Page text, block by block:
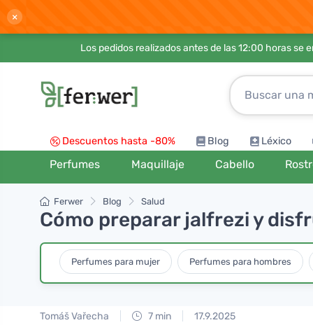
×
Los pedidos realizados antes de las 12:00 horas se
Descuentos hasta -80% Blog Léxico
Perfumes Maquillaje Cabello
Ferwer Blog Salud
Cómo preparar jalfrezi y
Perfumes para mujer Perfumes para hombres
Tomáš Vařecha 7 min 17.9.2025